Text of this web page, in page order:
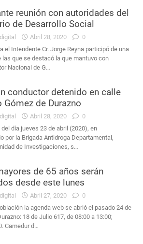
reunión con autoridades del
de Desarrollo Social
Abril 28, 2020
0
el Intendente Cr. Jorge Reyna participó de una
las que se destacó la que mantuvo con
Nacional de G…
conductor detenido en calle
Gómez de Durazno
Abril 28, 2020
0
día jueves 23 de abril (2020), en
por la Brigada Antidroga Departamental,
de Investigaciones, s…
de 65 años serán
desde este lunes
Abril 27, 2020
0
la agenda web se abrió el pasado 24 de
18 de Julio 617, de 08:00 a 13:00;
Camedur d…